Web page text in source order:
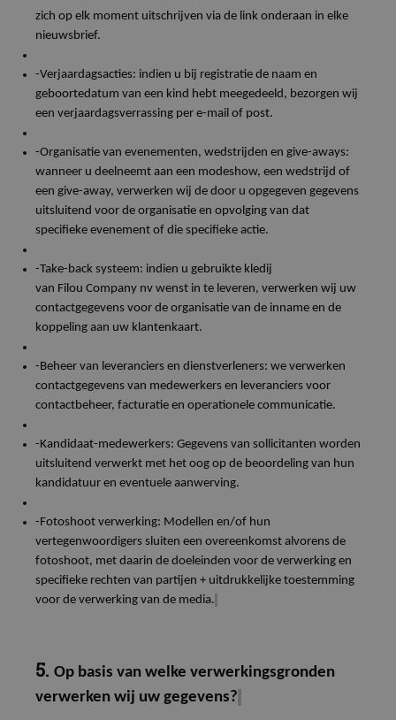
zich op elk moment uitschrijven via de link onderaan in elke
nieuwsbrief.
-Verjaardagsacties: indien u bij registratie de naam en
geboortedatum van een kind hebt meegedeeld, bezorgen wij
een verjaardagsverrassing per e-mail of post.
-Organisatie van evenementen, wedstrijden en give-aways:
wanneer u deelneemt aan een modeshow, een wedstrijd of
een give-away, verwerken wij de door u opgegeven gegevens
uitsluitend voor de organisatie en opvolging van dat
specifieke evenement of die specifieke actie.
-Take-back systeem: indien u gebruikte kledij
van Filou Company nv wenst in te leveren, verwerken wij uw
contactgegevens voor de organisatie van de inname en de
koppeling aan uw klantenkaart.
-Beheer van leveranciers en dienstverleners: we verwerken
contactgegevens van medewerkers en leveranciers voor
contactbeheer, facturatie en operationele communicatie.
-Kandidaat-medewerkers: Gegevens van sollicitanten worden
uitsluitend verwerkt met het oog op de beoordeling van hun
kandidatuur en eventuele aanwerving.
-Fotoshoot verwerking: Modellen en/of hun
vertegenwoordigers sluiten een overeenkomst alvorens de
fotoshoot, met daarin de doeleinden voor de verwerking en
specifieke rechten van partijen + uitdrukkelijke toestemming
voor de verwerking van de media.
5. Op basis van welke verwerkingsgronden
verwerken wij uw gegevens?